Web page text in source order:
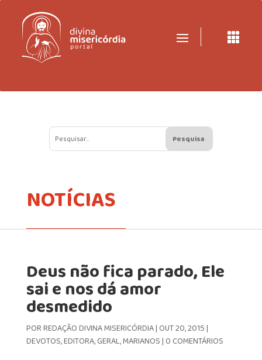

NOTÍCIAS
Deus não fica parado, Ele
sai e nos dá amor
desmedido
PORREDAÇÃO DIVINA MISERICÓRDIA| OUT 20, 2015|
DEVOTOS,EDITORA,GERAL,MARIANOS| 0 COMENTÁRIOS